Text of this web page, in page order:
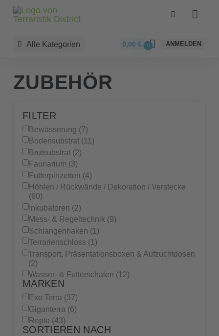
Alle Kategorien 0,00€ 0 ANMELDEN
ZUBEHÖR
FILTER
Bewässerung (7)
Bodensubstrat (11)
Brutsubstrat (2)
Faunarium (3)
Futterpinzetten (4)
Höhlen / Rückwände / Dekoration / Verstecke
(60)
Inkubatoren (2)
Mess- & Regeltechnik (9)
Schlangenhaken (1)
Terrarienschloss (1)
Transport, Präsentationsboxen & Aufzuchtdosen
(2)
Wasser- & Futterschalen (12)
MARKEN
Exo Terra (37)
Giganterra (6)
Repto (43)
SORTIEREN NACH